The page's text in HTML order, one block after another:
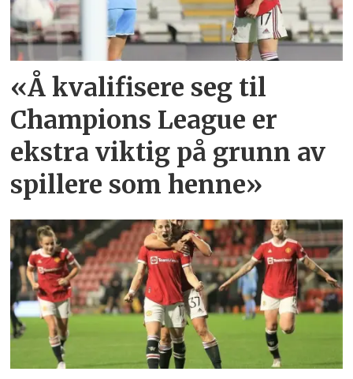
«Å kvalifisere seg til
Champions League er
ekstra viktig på grunn av
spillere som henne»